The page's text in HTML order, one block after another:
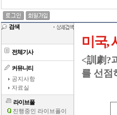
검색
전체기사
커뮤니티
공지사항
자료실
라이브폴
진행중인 라이브폴이
미국,
<訓劇?
를 선점